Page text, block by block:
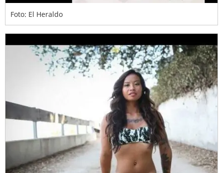
Foto: El Heraldo